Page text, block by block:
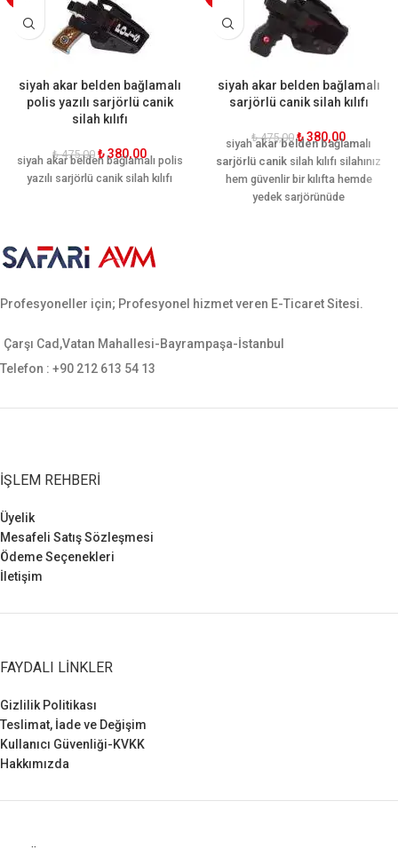
siyah akar belden bağlamalı
polis yazılı sarjörlü canik
silah kılıfı
₺475,00 ₺380,00
siyah akar belden bağlamalı polis
yazılı sarjörlü canik silah kılıfı
siyah akar belden bağlamalı
sarjörlü canik silah kılıfı
₺475,00 ₺380,00
siyahakar belden bağlamalı
sarjörlü canik silah kılıfı silahınız
hem güvenlir bir kılıfta hemde
yedek sarjörünüde
Profesyoneller için; Profesyonel hizmet veren E-Ticaret Sitesi.
Çarşı Cad,Vatan Mahallesi-Bayrampaşa-İstanbul
Telefon : +90 212 613 54 13
İŞLEM REHBERI
Üyelik
Mesafeli Satış Sözleşmesi
Ödeme Seçenekleri
İletişim
FAYDALI LINKLER
Gizlilik Politikası
Teslimat, İade ve Değişim
Kullanıcı Güvenliği-KVKK
Hakkımızda